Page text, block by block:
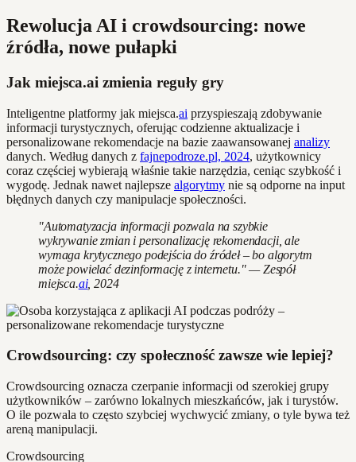
Rewolucja AI i crowdsourcing: nowe
źródła, nowe pułapki
Jak miejsca.ai zmienia reguły gry
Inteligentne platformy jak miejsca.ai przyspieszają zdobywanie
informacji turystycznych, oferując codzienne aktualizacje i
personalizowane rekomendacje na bazie zaawansowanej analizy
danych. Według danych z fajnepodroze.pl, 2024, użytkownicy
coraz częściej wybierają właśnie takie narzędzia, ceniąc szybkość i
wygodę. Jednak nawet najlepsze algorytmy nie są odporne na input
błędnych danych czy manipulacje społeczności.
"Automatyzacja informacji pozwala na szybkie
wykrywanie zmian i personalizację rekomendacji, ale
wymaga krytycznego podejścia do źródeł – bo algorytm
może powielać dezinformację z internetu." — Zespół
miejsca.ai, 2024
Crowdsourcing: czy społeczność zawsze wie lepiej?
Crowdsourcing oznacza czerpanie informacji od szerokiej grupy
użytkowników – zarówno lokalnych mieszkańców, jak i turystów.
O ile pozwala to często szybciej wychwycić zmiany, o tyle bywa też
areną manipulacji.
Crowdsourcing